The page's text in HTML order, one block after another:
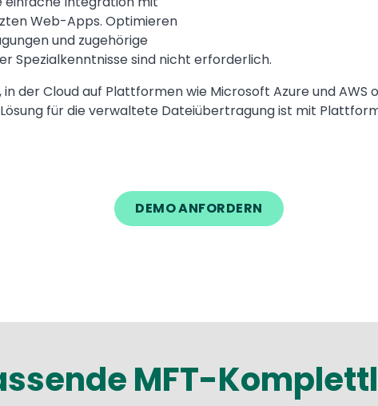
Web-Apps. Optimieren
und zugehörige
Spezialkenntnisse sind nicht erforderlich.
der Cloud auf Plattformen wie Microsoft Azure und
für die verwaltete Dateiübertragung ist mit
DEMO ANFORDERN
MFT-